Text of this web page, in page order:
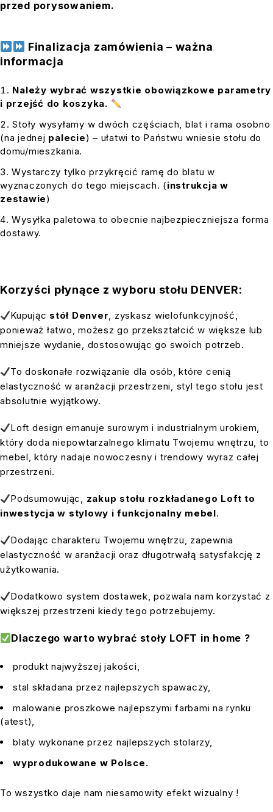
przed porysowaniem.
Finalizacja zamówienia – ważna
informacja
Należy wybrać wszystkie obowiązkowe parametry
i przejść do koszyka.
Stoły wysyłamy w dwóch częściach, blat i rama osobno
(na jednej palecie) – ułatwi to Państwu wniesie stołu do
domu/mieszkania.
Wystarczy tylko przykręcić ramę do blatu w
wyznaczonych do tego miejscach. (instrukcja w
zestawie)
Wysyłka paletowa to obecnie najbezpieczniejsza forma
dostawy.
Korzyści płynące z wyboru stołu DENVER:
Kupując stół Denver, zyskasz wielofunkcyjność,
ponieważ łatwo, możesz go przekształcić w większe lub
mniejsze wydanie, dostosowując go swoich potrzeb.
To doskonałe rozwiązanie dla osób, które cenią
elastyczność w aranżacji przestrzeni, styl tego stołu jest
absolutnie wyjątkowy.
Loft design emanuje surowym i industrialnym urokiem,
który doda niepowtarzalnego klimatu Twojemu wnętrzu, to
mebel, który nadaje nowoczesny i trendowy wyraz całej
przestrzeni.
Podsumowując, zakup stołu rozkładanego Loft to
inwestycja w stylowy i funkcjonalny mebel.
Dodając charakteru Twojemu wnętrzu, zapewnia
elastyczność w aranżacji oraz długotrwałą satysfakcję z
użytkowania.
Dodatkowo system dostawek, pozwala nam korzystać z
większej przestrzeni kiedy tego potrzebujemy.
Dlaczego warto wybrać stoły LOFT in home ?
produkt najwyższej jakości,
stal składana przez najlepszych spawaczy,
malowanie proszkowe najlepszymi farbami na rynku
(atest),
blaty wykonane przez najlepszych stolarzy,
wyprodukowane w Polsce.
To wszystko daje nam niesamowity efekt wizualny !